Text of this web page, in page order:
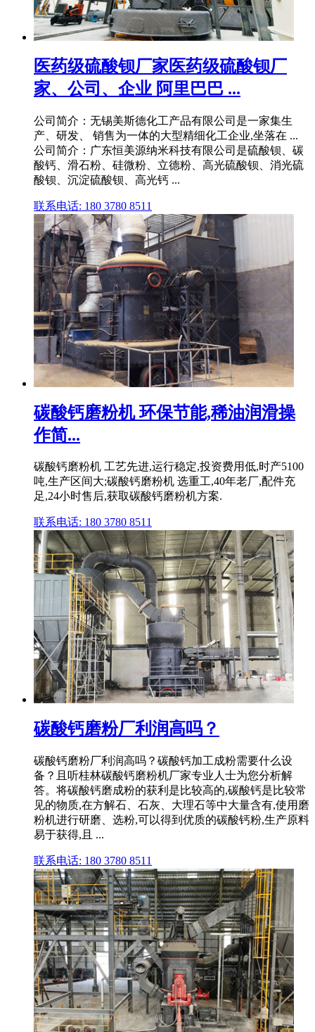
医药级硫酸钡厂家医药级硫酸钡厂
家、公司、企业 阿里巴巴 ...
公司简介：无锡美斯德化工产品有限公司是一家集生
产、研发、 销售为一体的大型精细化工企业,坐落在 ...
公司简介：广东恒美源纳米科技有限公司是硫酸钡、碳
酸钙、滑石粉、硅微粉、立德粉、高光硫酸钡、消光硫
酸钡、沉淀硫酸钡、高光钙 ...
联系电话: 180 3780 8511
碳酸钙磨粉机 环保节能,稀油润滑操
作简...
碳酸钙磨粉机 工艺先进,运行稳定,投资费用低,时产5100
吨,生产区间大;碳酸钙磨粉机 选重工,40年老厂,配件充
足,24小时售后,获取碳酸钙磨粉机方案.
联系电话: 180 3780 8511
碳酸钙磨粉厂利润高吗？
碳酸钙磨粉厂利润高吗？碳酸钙加工成粉需要什么设
备？且听桂林碳酸钙磨粉机厂家专业人士为您分析解
答。将碳酸钙磨成粉的获利是比较高的,碳酸钙是比较常
见的物质,在方解石、石灰、大理石等中大量含有,使用磨
粉机进行研磨、选粉,可以得到优质的碳酸钙粉,生产原料
易于获得,且 ...
联系电话: 180 3780 8511